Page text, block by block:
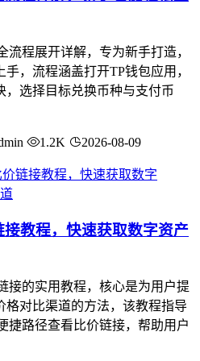
流程展开详解，专为新手打造，
，流程涵盖打开TP钱包应用，
，选择目标兑换币种与支付币
1.2K 2026-08-09
教程，快速获取数字资产
接的实用教程，核心是为用户提
格对比渠道的方法，该教程指导
捷路径查看比价链接，帮助用户